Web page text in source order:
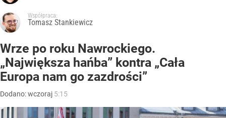
Współpraca:
Tomasz Stankiewicz
Wrze po roku Nawrockiego.
„Największa hańba” kontra „Cała
Europa nam go zazdrości”
Dodano:wczoraj 5:15